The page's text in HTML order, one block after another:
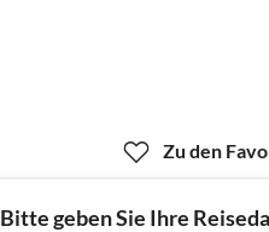
Zu den
Bitte geben Sie Ihre